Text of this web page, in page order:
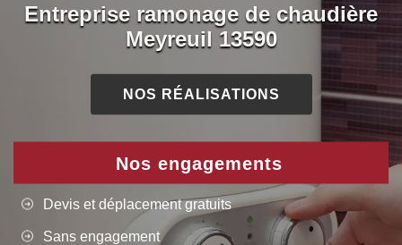
Entreprise ramonage de chaudière
Meyreuil 13590
NOS RÉALISATIONS
Nos engagements
Devis et déplacement gratuits
Sans engagement